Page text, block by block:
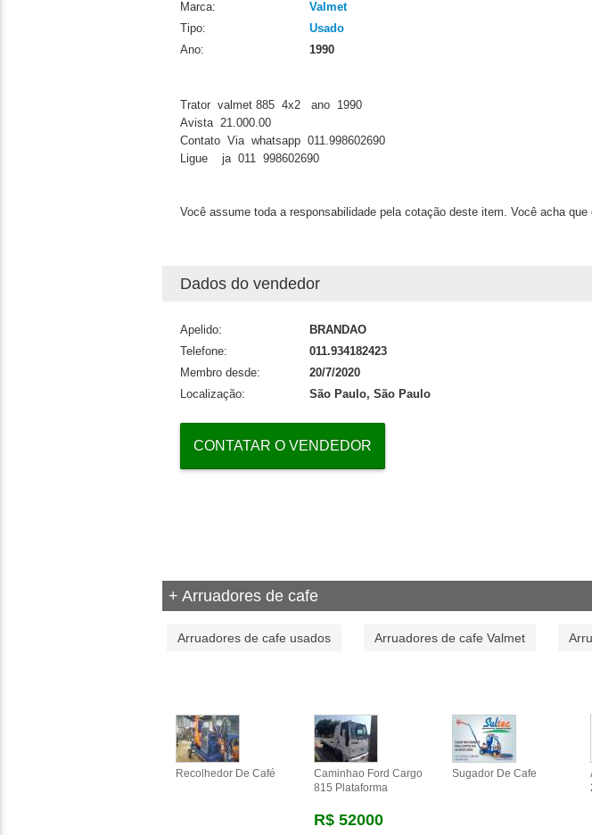
Marca:
Valmet
Tipo:
Usado
Ano:
1990
Trator valmet 885 4x2 ano 1990
Avista 21.000.00
Contato Via whatsapp 011.998602690
Ligue ja 011 998602690
Você assume toda a responsabilidade pela cotação deste item. Você acha
Dados do vendedor
Apelido:
BRANDAO
Telefone:
011.934182423
Membro desde:
20/7/2020
Localização:
São Paulo, São Paulo
CONTATAR O VENDEDOR
+ Arruadores de cafe
Arruadores de cafe usados Arruadores de cafe Valmet
Recolhedor De Café
Caminhao Ford Cargo
815 Plataforma
R$ 52000
Sugador De Cafe